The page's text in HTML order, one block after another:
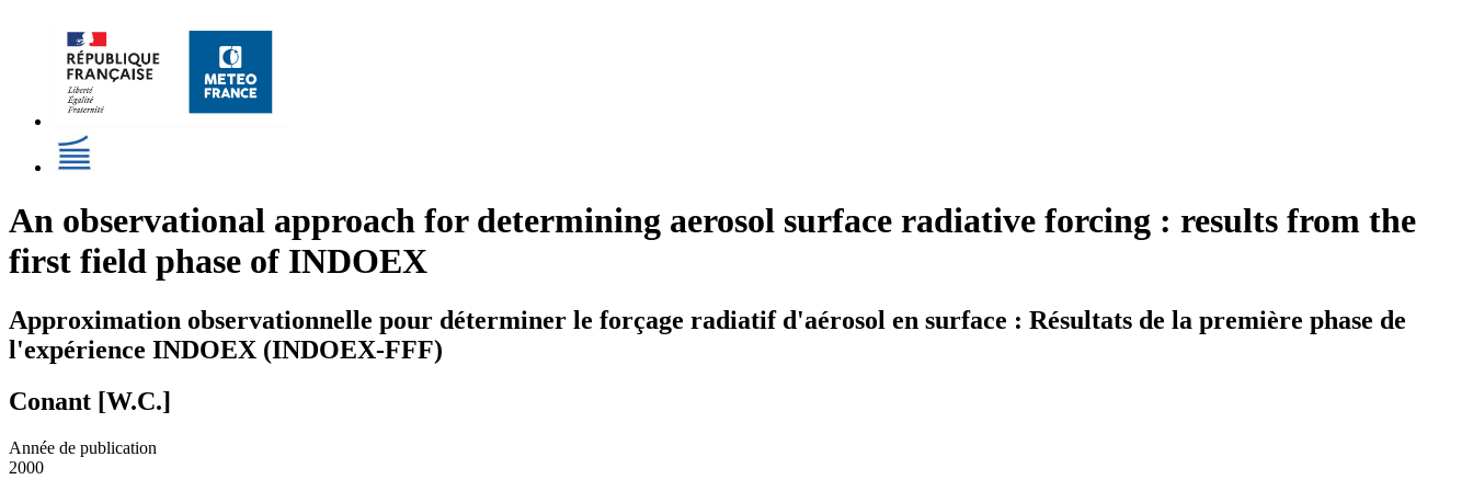
An observational approach for determining aerosol surface radiative forcing : results from the
first field phase of INDOEX
Approximation observationnelle pour déterminer le forçage radiatif d'aérosol en surface : Résultats de la première phase de
l'expérience INDOEX (INDOEX-FFF)
Conant [W.C.]
Année de publication
2000